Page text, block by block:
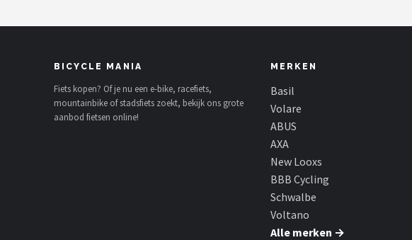
Volare
ABUS
BICYCLE MANIA
Fiets kopen? Of je nu een e-bike, racefiets,
mountainbike of stadsfiets zoekt, bekijk ons grote
aanbod fietsen online!
MERKEN
Basil
Volare
ABUS
AXA
New Looxs
BBB Cycling
Schwalbe
Voltano
Alle merken →